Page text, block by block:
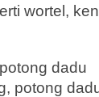
wortel,
dadu
potong